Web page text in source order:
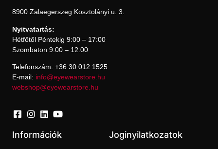
8900 Zalaegerszeg Kosztolányi u. 3.
Nyitvatartás:
Hétfőtől Péntekig 9:00 – 17:00
Szombaton 9:00 – 12:00
Telefonszám: +36 30 012 1525
E-mail: info@eyewearstore.hu
webshop@eyewearstore.hu
Információk Joginyilatkozatok